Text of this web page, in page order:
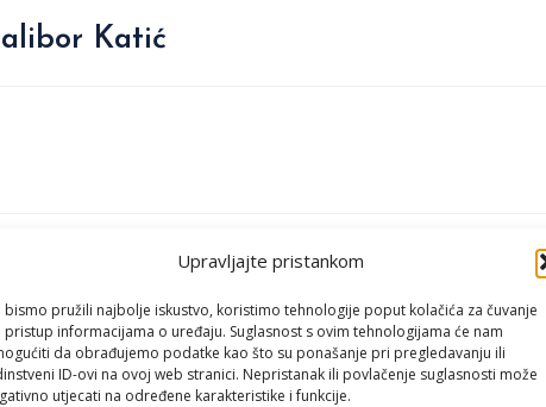
Upravljajte pristankom
bismo pružili najbolje iskustvo, koristimo tehnologije poput kolačića za čuvanje
pristup informacijama o uređaju. Suglasnost s ovim tehnologijama će nam
da obrađujemo podatke kao što su ponašanje pri pregledavanju ili
ID-ovi na ovoj web stranici. Nepristanak ili povlačenje suglasnosti može
utjecati na određene karakteristike i funkcije.
Katić
biti
naglašavajući intelektualne, emocionalne i društvene
sliku ljudskog bića kao misaonog, osjećajnog i djelatnog subjekta
i utjecaja na svijet.